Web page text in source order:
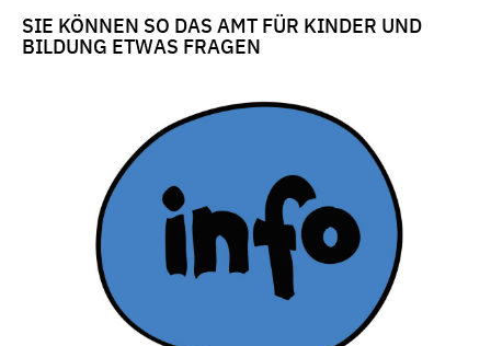
SIE KÖNNEN SO DAS AMT FÜR KINDER UND
BILDUNG ETWAS FRAGEN